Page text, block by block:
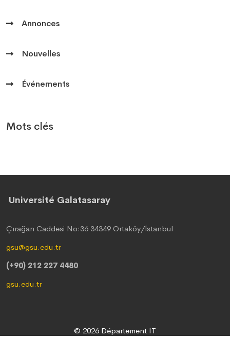
Annonces
Nouvelles
Événements
Mots clés
Université Galatasaray
Çırağan Caddesi No:36 34349 Ortaköy/İstanbul
gsu@gsu.edu.tr
(+90) 212 227 4480
gsu.edu.tr
© 2026 Département IT